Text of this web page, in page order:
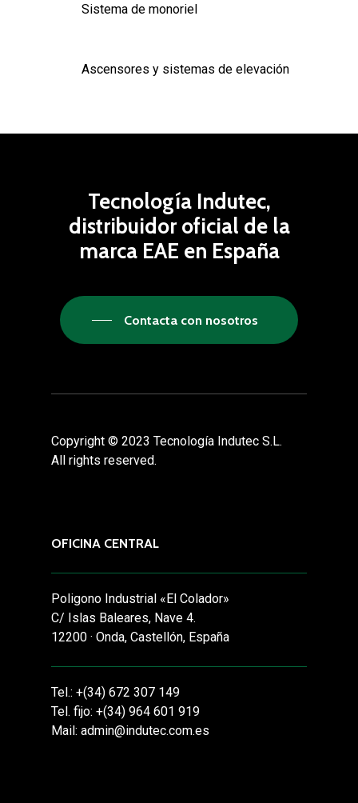
Sistema de monoriel
Ascensores y sistemas de elevación
Tecnología Indutec,
distribuidor oficial de la
marca EAE en España
Contacta con nosotros
Copyright © 2023 Tecnología Indutec S.L.
All rights reserved.
OFICINA CENTRAL
Poligono Industrial «El Colador»
C/ Islas Baleares, Nave 4.
12200 · Onda, Castellón, España
Tel.: +(34) 672 307 149
Tel. fijo: +(34) 964 601 919
Mail: admin@indutec.com.es